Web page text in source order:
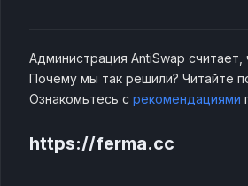
Администрация AntiSwap
Почему мы так решили? Читайте
Ознакомьтесь с рекомендациями
https://ferma.cc